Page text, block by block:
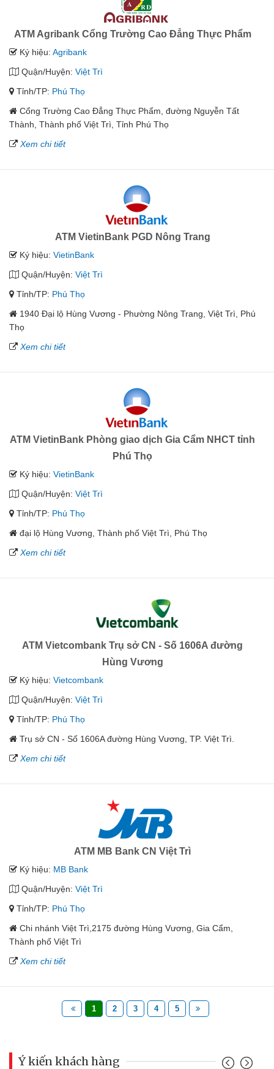
ATM Agribank Cổng Trường Cao Đẳng Thực Phẩm
Ký hiệu: Agribank
Quận/Huyện: Việt Trì
Tỉnh/TP: Phú Thọ
Cổng Trường Cao Đẳng Thực Phẩm, đường Nguyễn Tất
Thành, Thành phố Việt Trì, Tỉnh Phú Thọ
Xem chi tiết
ATM VietinBank PGD Nông Trang
Ký hiệu: VietinBank
Quận/Huyện: Việt Trì
Tỉnh/TP: Phú Thọ
1940 Đại lộ Hùng Vương - Phường Nông Trang, Việt Trì, Phú
Thọ
Xem chi tiết
ATM VietinBank Phòng giao dịch Gia Cẩm NHCT tỉnh
Phú Thọ
Ký hiệu: VietinBank
Quận/Huyện: Việt Trì
Tỉnh/TP: Phú Thọ
đại lộ Hùng Vương, Thành phố Việt Trì, Phú Thọ
Xem chi tiết
ATM Vietcombank Trụ sở CN - Số 1606A đường
Hùng Vương
Ký hiệu: Vietcombank
Quận/Huyện: Việt Trì
Tỉnh/TP: Phú Thọ
Trụ sở CN - Số 1606A đường Hùng Vương, TP. Việt Trì.
Xem chi tiết
ATM MB Bank CN Việt Trì
Ký hiệu: MB Bank
Quận/Huyện: Việt Trì
Tỉnh/TP: Phú Thọ
Chi nhánh Việt Trì,2175 đường Hùng Vương, Gia Cẩm,
Thành phố Việt Trì
Xem chi tiết
1 2 3 4 5
Ý kiến khách hàng